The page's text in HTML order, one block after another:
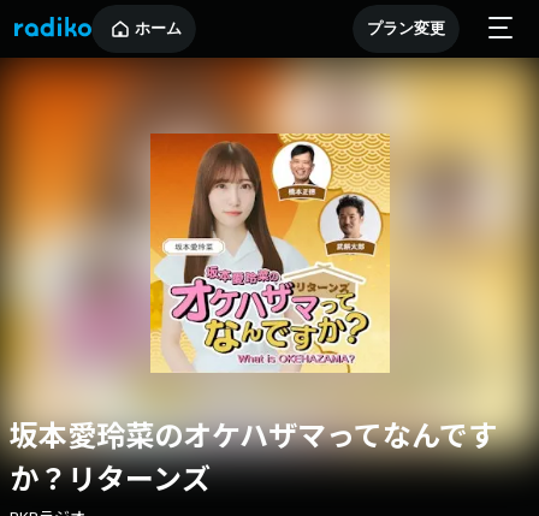
ホーム プラン変更
坂本愛玲菜のオケハザマってなんです
か？リターンズ